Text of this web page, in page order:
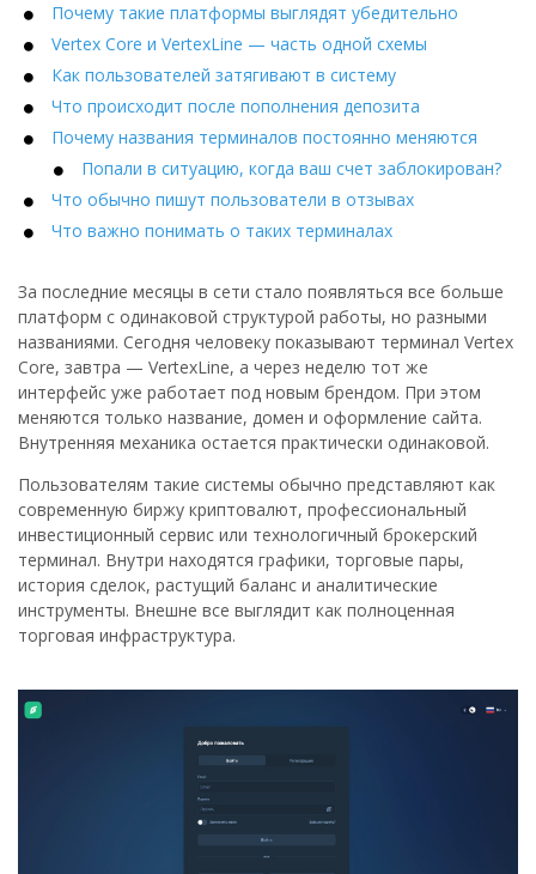
Почему такие платформы выглядят убедительно
Vertex Core и VertexLine — часть одной схемы
Как пользователей затягивают в систему
Что происходит после пополнения депозита
Почему названия терминалов постоянно меняются
Попали в ситуацию, когда ваш счет заблокирован?
Что обычно пишут пользователи в отзывах
Что важно понимать о таких терминалах
За последние месяцы в сети стало появляться все больше
платформ с одинаковой структурой работы, но разными
названиями. Сегодня человеку показывают терминал Vertex
Core, завтра — VertexLine, а через неделю тот же
интерфейс уже работает под новым брендом. При этом
меняются только название, домен и оформление сайта.
Внутренняя механика остается практически одинаковой.
Пользователям такие системы обычно представляют как
современную биржу криптовалют, профессиональный
инвестиционный сервис или технологичный брокерский
терминал. Внутри находятся графики, торговые пары,
история сделок, растущий баланс и аналитические
инструменты. Внешне все выглядит как полноценная
торговая инфраструктура.